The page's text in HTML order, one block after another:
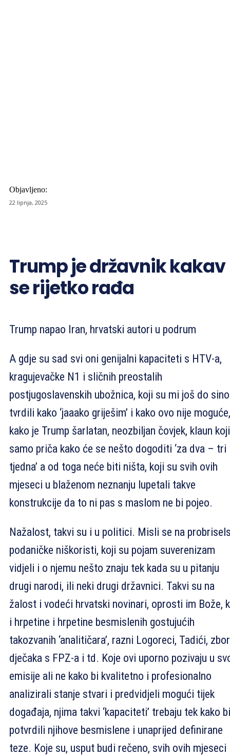
Objavljeno:
22 lipnja, 2025
Trump je državnik kakav
se rijetko rađa
Trump napao Iran, hrvatski autori u podrum
A gdje su sad svi oni genijalni kapaciteti s HTV-a,
kragujevačke N1 i sličnih preostalih
postjugoslavenskih ubožnica, koji su mi još do
tvrdili kako ‘jaaako griješim’ i kako ovo nije moguće,
kako je Trump šarlatan, neozbiljan čovjek, klaun koji
samo priča kako će se nešto dogoditi ‘za dva – tri
tjedna’ a od toga neće biti ništa, koji su svih ovih
mjeseci u blaženom neznanju lupetali takve
konstrukcije da to ni pas s maslom ne bi pojeo.
Nažalost, takvi su i u politici. Misli se na
podaničke niškoristi, koji su pojam suverenizam
vidjeli i o njemu nešto znaju tek kada su u pitanju
drugi narodi, ili neki drugi državnici. Takvi su na
žalost i vodeći hrvatski novinari, oprosti im Bože,
i hrpetine i hrpetine besmislenih gostujućih
takozvanih ‘analitičara’, razni Logoreci, Tadići, zbor
dječaka s FPZ-a i td. Koje ovi uporno pozivaju u
emisije ali ne kako bi kvalitetno i profesionalno
analizirali stanje stvari i predvidjeli mogući tijek
događaja, njima takvi ‘kapaciteti’ trebaju tek kako bi
potvrdili njihove besmislene i unaprijed definirane
teze. Koje su, usput budi rečeno, svih ovih mjeseci